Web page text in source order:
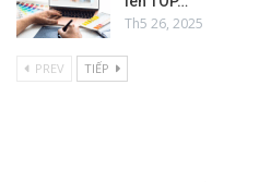
Th5 26, 2025
PREV TIẾP